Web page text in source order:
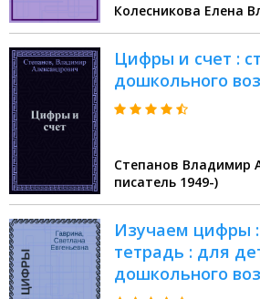
Колесникова Елена
Цифры и счет :
дошкольного
Степанов Владимир
писатель 1949-)
Изучаем цифры
тетрадь : для
дошкольного